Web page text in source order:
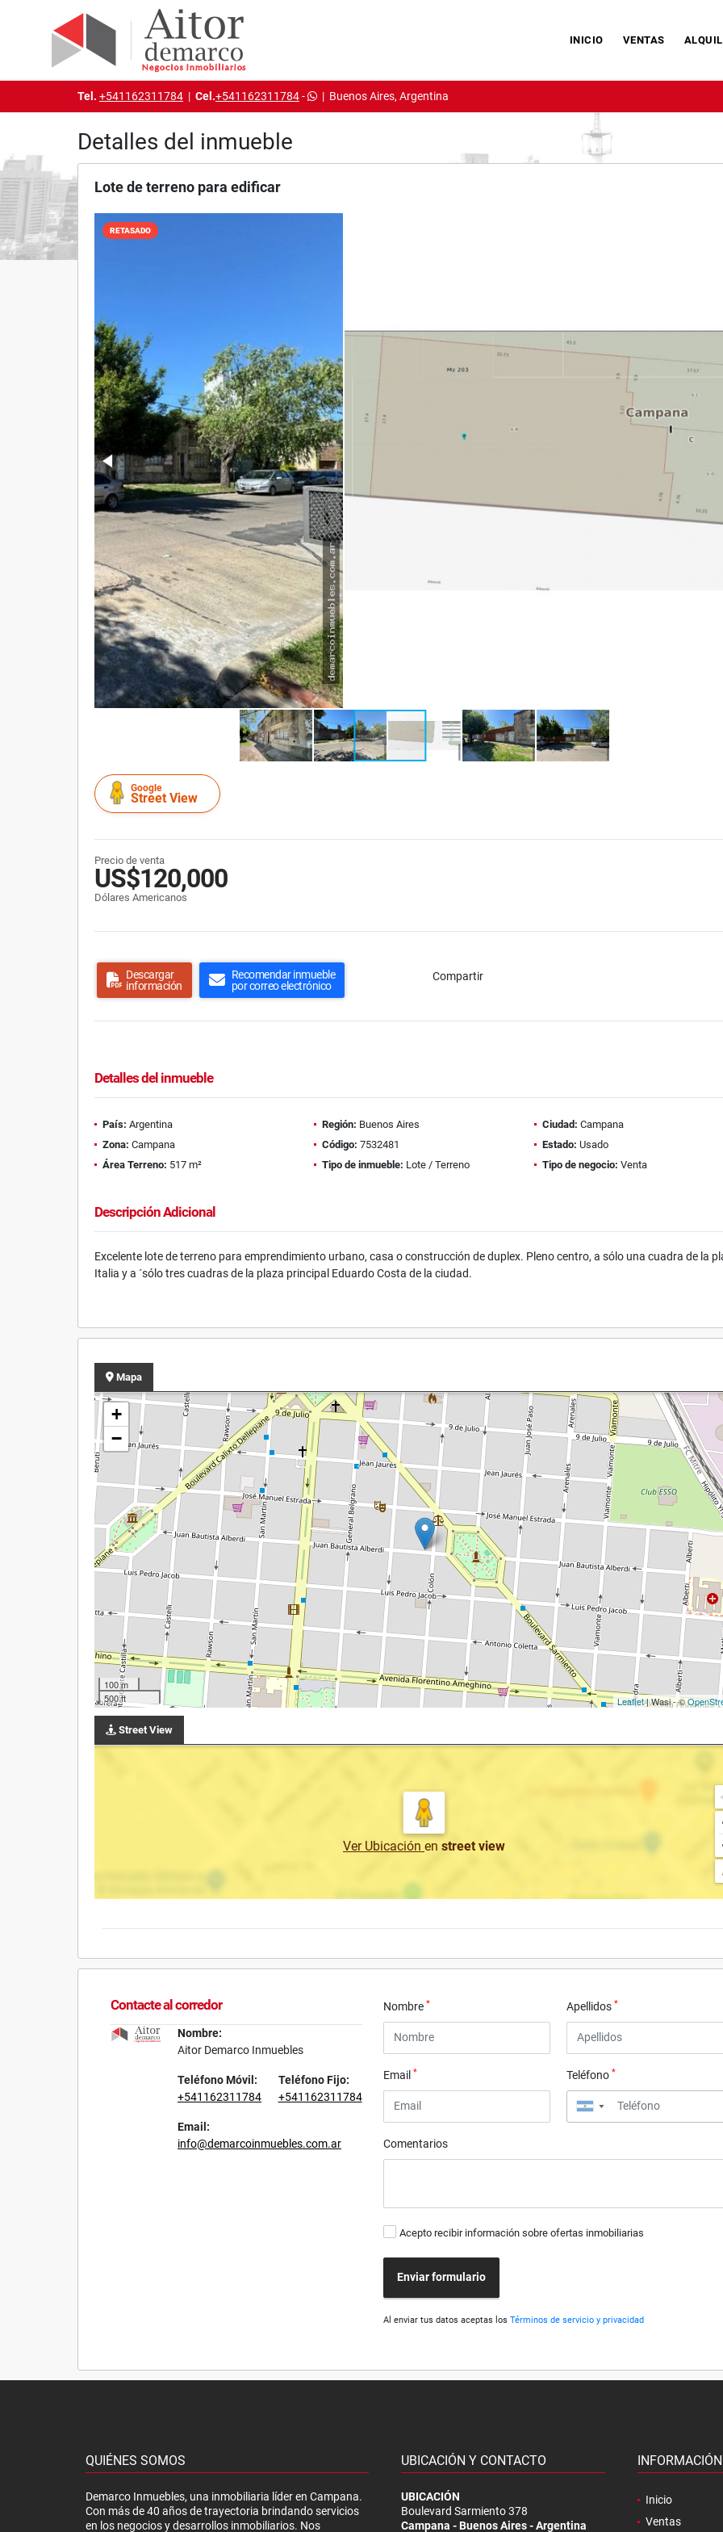
INICIO VENTAS
Tel. +541162311784 | Cel.+541162311784- | Buenos Aires, Argentina
Detalles del inmueble
Lote de terreno para edificar
RETASADO
Google
Street View
Precio de venta
US$120,000
Dólares Americanos
Descargar
información
Recomendar inmueble
por correo electrónico
Compartir
Detalles del inmueble
País: Argentina Región: Buenos Aires Ciudad: Campana
Zona: Campana Código: 7532481 Estado: Usado
Área Terreno: 517 m² Tipo de inmueble: Lote / Terreno Tipo de negocio: Venta
Descripción Adicional
Excelente lote de terreno para emprendimiento urbano, casa o construcción de duplex. Pleno centro, a sólo una cuadra de la
Italia y a ´sólo tres cuadras de la plaza principal Eduardo Costa de la ciudad.
Mapa
+
−
100 m
500 ft
Leaflet| Wasi - ©
Street View
Ver Ubicación en street view
Contacte al corredor
Nombre:
Aitor Demarco Inmuebles
Teléfono Móvil:
+541162311784
Teléfono Fijo:
+541162311784
Email:
info@demarcoinmuebles.com.ar
Nombre* Apellidos *
Email* Teléfono *
▼
Comentarios
Acepto recibir información sobre ofertas inmobiliarias
Enviar formulario
Al enviar tus datos aceptas losTérminos de servicio y privacidad
QUIÉNES SOMOS
Demarco Inmuebles, una inmobiliaria líder en Campana.
Con más de 40 años de trayectoria brindando servicios
en los negocios y desarrollos inmobiliarios. Nos
UBICACIÓN Y CONTACTO
UBICACIÓN
Boulevard Sarmiento 378
Campana - Buenos Aires - Argentina
INFORMACIÓN
Inicio
Ventas